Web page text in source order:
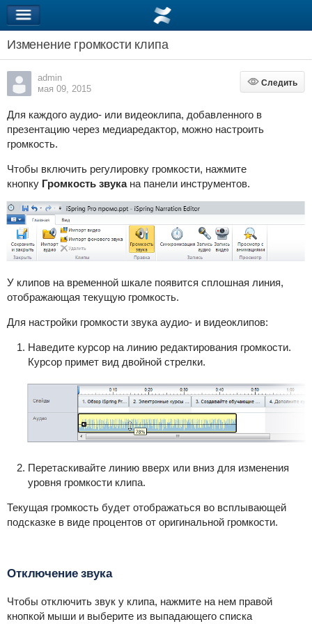
Изменение громкости клипа
admin
мая 09, 2015
Следить
Следить
Для каждого аудио- или видеоклипа, добавленного в
презентацию через медиаредактор, можно настроить
громкость.
Чтобы включить регулировку громкости, нажмите
кнопку Громкость звукана панели инструментов.
У клипов на временной шкале появится сплошная линия,
отображающая текущую громкость.
Для настройки громкости звука аудио- и видеоклипов:
Наведите курсор на линию редактирования громкости.
Курсор примет вид двойной стрелки.
Перетаскивайте линию вверх или вниз для изменения
уровня громкости клипа.
Текущая громкость будет отображаться во всплывающей
подсказке в виде процентов от оригинальной громкости.
Отключение звука
Чтобы отключить звук у клипа, нажмите на нем правой
кнопкой мыши и выберите из выпадающего списка